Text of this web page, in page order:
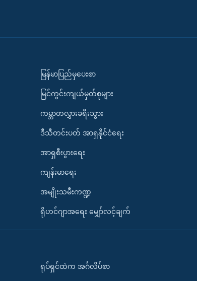
မြန်မာပြည်မှပေးစာ
မြင်ကွင်းကျယ်မှတ်စုများ
ကမ္ဘာတလွှားခရီးသွား
ဒီသီတင်းပတ် အာရှနိုင်ငံရေး
အာရှစီးပွားရေး
ကျန်းမာရေး
အမျိုးသမီးကဏ္ဍ
ရိုဟင်ဂျာအရေး မျှော်လင့်ချက်
ရုပ်ရှင်ထဲက အင်္ဂလိပ်စာ